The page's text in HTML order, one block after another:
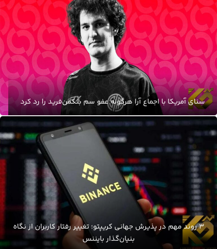
سنای آمریکا با اجماع آرا هرگونه عفو سم بنکمن‌فرید را رد کرد
3 روند مهم در پذیرش جهانی کریپتو؛ تغییر رفتار کاربران از نگاه
بنیان‌گذار بایننس